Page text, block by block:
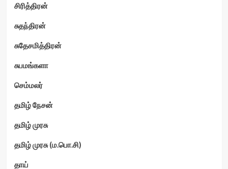
சிரித்திரன்
சுதந்திரன்
சுதேசமித்திரன்
சுபமங்களா
செம்மலர்
தமிழ் நேசன்
தமிழ் முரசு
தமிழ் முரசு (ம.பொ.சி)
தாய்